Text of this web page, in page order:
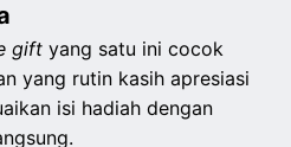
giftyang satu ini cocok
yang rutin kasih apresiasi
isi hadiah dengan